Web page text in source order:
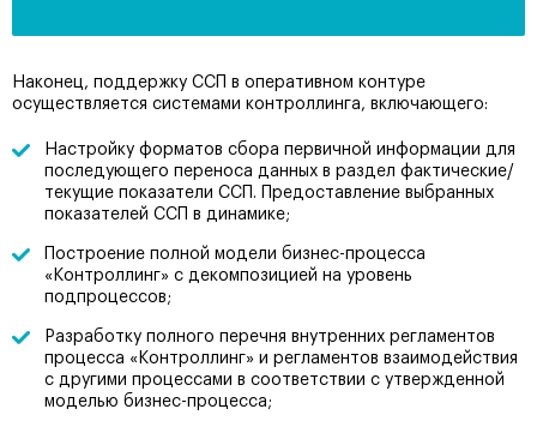
Наконец, поддержку ССП в оперативном контуре
осуществляется системами контроллинга, включающего:
Настройку форматов сбора первичной информации для
последующего переноса данных в раздел фактические/
текущие показатели ССП. Предоставление выбранных
показателей ССП в динамике;
Построение полной модели бизнес-процесса
«Контроллинг» с декомпозицией на уровень
подпроцессов;
Разработку полного перечня внутренних регламентов
процесса «Контроллинг» и регламентов взаимодействия
с другими процессами в соответствии с утвержденной
моделью бизнес-процесса;